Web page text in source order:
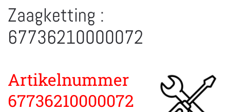
Zaagketting :
67736210000072
Artikelnummer
67736210000072